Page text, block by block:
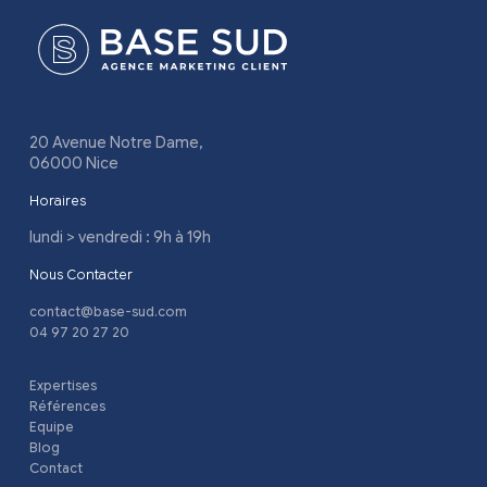
20 Avenue Notre Dame,
06000 Nice
Horaires
lundi > vendredi : 9h à 19h
Nous Contacter
contact@base-sud.com
04 97 20 27 20
Expertises
Références
Equipe
Blog
Contact